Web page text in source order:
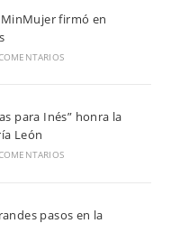
firmó en
para Inés” honra la
León
pasos en la